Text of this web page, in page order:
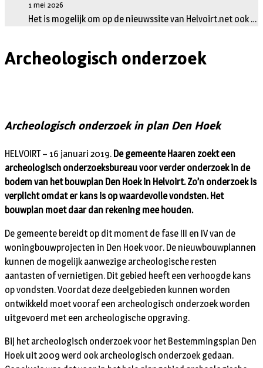
1 mei 2026
Het is mogelijk om op de nieuwssite van Helvoirt.net ook …
Archeologisch onderzoek
Archeologisch onderzoek in plan Den Hoek
HELVOIRT – 16 januari 2019. De gemeente Haaren zoekt een
archeologisch onderzoeksbureau voor verder onderzoek in de
bodem van het bouwplan Den Hoek in Helvoirt. Zo’n onderzoek is
verplicht omdat er kans is op waardevolle vondsten. Het
bouwplan moet daar dan rekening mee houden.
De gemeente bereidt op dit moment de fase III en IV van de
woningbouwprojecten in Den Hoek voor. De nieuwbouwplannen
kunnen de mogelijk aanwezige archeologische resten
aantasten of vernietigen. Dit gebied heeft een verhoogde kans
op vondsten. Voordat deze deelgebieden kunnen worden
ontwikkeld moet vooraf een archeologisch onderzoek worden
uitgevoerd met een archeologische opgraving.
Bij het archeologisch onderzoek voor het Bestemmingsplan Den
Hoek uit 2009 werd ook archeologisch onderzoek gedaan.